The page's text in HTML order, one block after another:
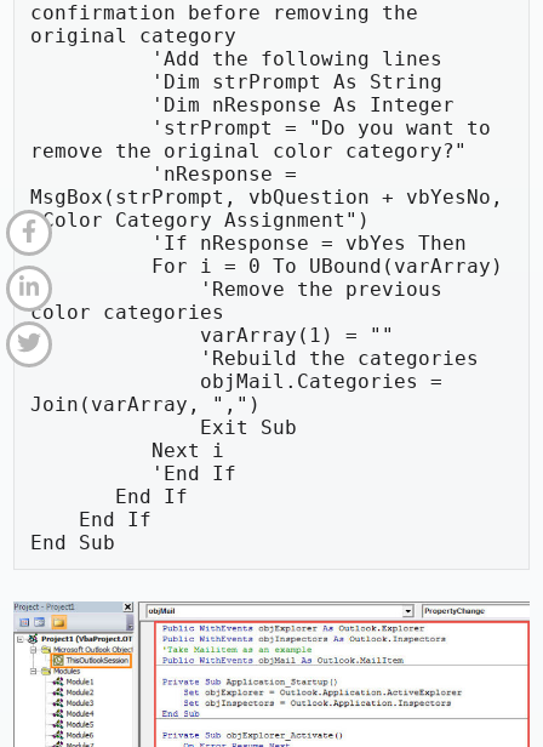
confirmation before removing the
original category
remove the original color category?"
MsgBox(strPrompt, vbQuestion + vbYesNo,
"Color Category Assignment")
          'If nResponse = vbYes Then
          For i = 0 To UBound(varArray)
              'Remove the previous
color categories
              varArray(1) = ""
              'Rebuild the categories
Join(varArray, ",")
End Sub